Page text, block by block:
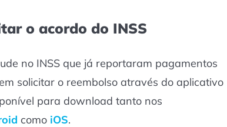
o acordo do INSS
no INSS que já reportaram pagamentos
solicitar o reembolso através do aplicativo
para download tanto nos
como iOS.